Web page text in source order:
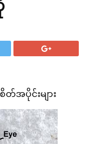
အပိုင်းများ